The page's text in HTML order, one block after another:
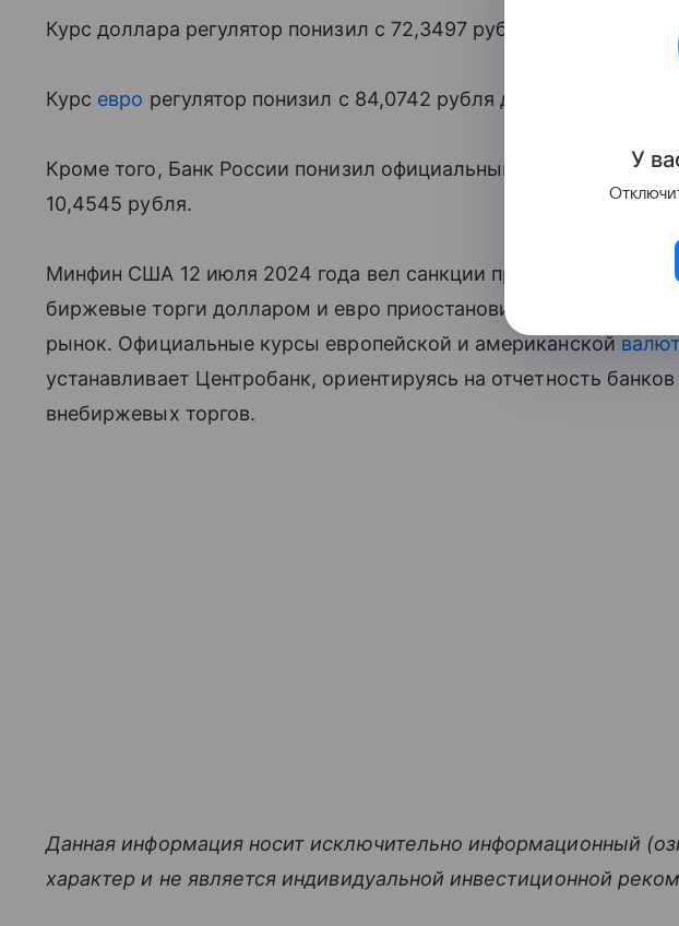
Курс доллара регулятор понизил с 72,3497 рубля до 71,2926
Курс евро регулятор понизил с 84,0742 рубля до 82,7871 рубля.
Кроме того, Банк России понизил официальный курс
с
10,4545 рубля.
Минфин США 12 июля 2024 года вел санкции против
биржевые торги долларом и евро приостановили и перенесли
рынок. Официальные курсы европейской и американской
устанавливает Центробанк, ориентируясь на отчетность
внебиржевых торгов.
Данная информация носит исключительно информационный
характер и не является индивидуальной инвестиционной
У